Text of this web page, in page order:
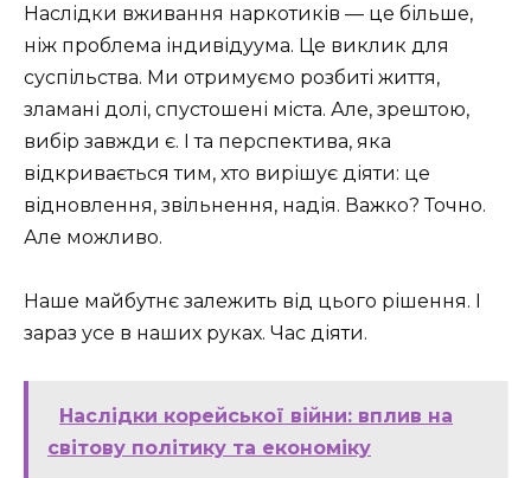
Наслідки вживання наркотиків — це більше,
ніж проблема індивідуума. Це виклик для
суспільства. Ми отримуємо розбиті життя,
зламані долі, спустошені міста. Але, зрештою,
вибір завжди є. І та перспектива, яка
відкривається тим, хто вирішує діяти: це
відновлення, звільнення, надія. Важко? Точно.
Але можливо.
Наше майбутнє залежить від цього рішення. І
зараз усе в наших руках. Час діяти.
Наслідки корейської війни: вплив на
світову політику та економіку